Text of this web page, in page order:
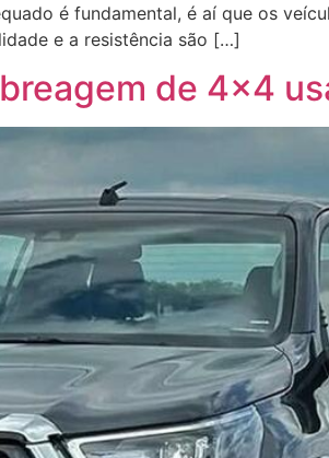
é fundamental, é aí que os
e a resistência são […]
de 4×4